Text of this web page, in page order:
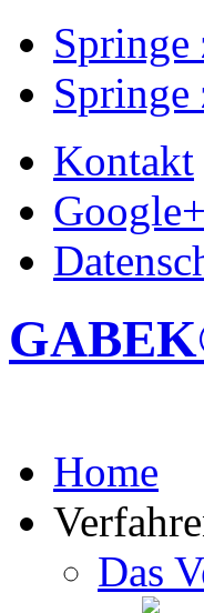
Springe
Kontakt
Google+
Home
Das